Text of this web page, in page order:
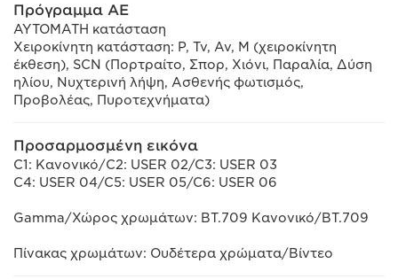
Πρόγραμμα AE
ΑΥΤΟΜΑΤΗ κατάσταση
Χειροκίνητη κατάσταση: P, Tv, Av, M (χειροκίνητη
έκθεση), SCN (Πορτραίτο, Σπορ, Χιόνι, Παραλία, Δύση
ηλίου, Νυχτερινή λήψη, Ασθενής φωτισμός,
Προβολέας, Πυροτεχνήματα)
Προσαρμοσμένη εικόνα
C1: Κανονικό/C2: USER 02/C3: USER 03
C4: USER 04/C5: USER 05/C6: USER 06
Gamma/Χώρος χρωμάτων: BT.709 Κανονικό/BT.709
Πίνακας χρωμάτων: Ουδέτερα χρώματα/Βίντεο